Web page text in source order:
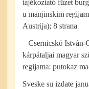
tájékoztató füzet
u manjinskim
Austrija); 8 strana
– Csernicskó István-
kárpátaljai magyar
regijama: putokaz
Sveske su izdate